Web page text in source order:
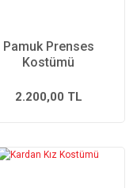
Pamuk Prenses
Kostümü
2.200,00 TL